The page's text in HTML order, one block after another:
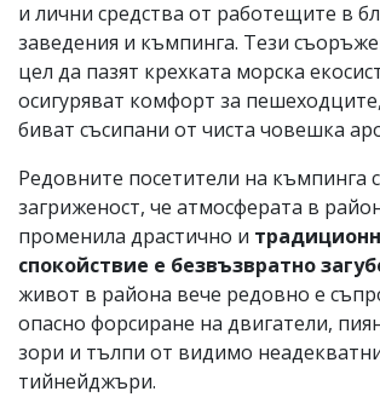
и лични средства от работещите в
заведения и къмпинга. Тези
цел да пазят крехката морска
осигуряват комфорт за
биват съсипани от чиста човешка
Редовните посетители на къмпинга
загриженост, че атмосферата в
променила драстично и
спокойствие е безвъзвратно
живот в района вече редовно е
опасно форсиране на двигатели,
зори и тълпи от видимо
тийнейджъри.